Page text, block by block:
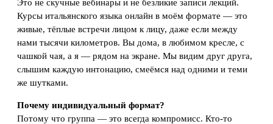
Это не скучные вебинары и не безликие записи лекций.
Курсы итальянского языка онлайн в моём формате — это
живые, тёплые встречи лицом к лицу, даже если между
нами тысячи километров. Вы дома, в любимом кресле, с
чашкой чая, а я — рядом на экране. Мы видим друг друга,
слышим каждую интонацию, смеёмся над одними и теми
же шутками.
Почему индивидуальный формат?
Потому что группа — это всегда компромисс. Кто-то